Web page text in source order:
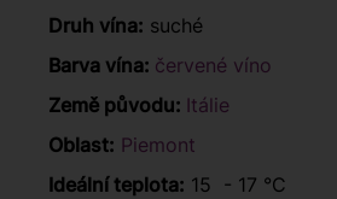
Druh vína: suché
Barva vína: červené víno
Země původu: Itálie
Oblast: Piemont
Ideální teplota: 15 - 17 °C